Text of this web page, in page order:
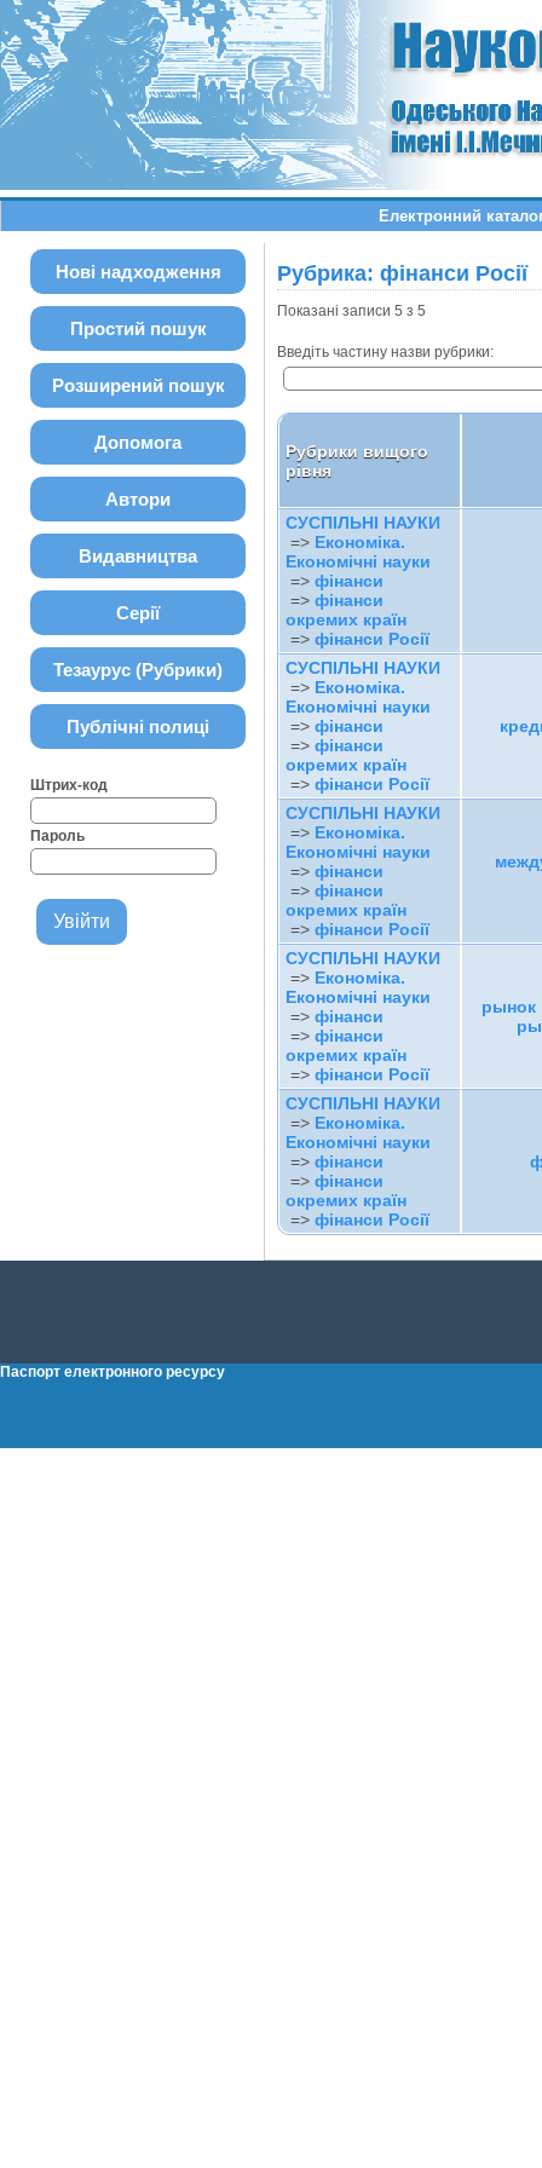
Електронний
Нові надходження
Простий пошук
Розширений пошук
Допомога
Автори
Видавництва
Серії
Тезаурус (Рубрики)
Публічні полиці
Штрих-код
Пароль
Рубрика: фінанси Росії
Показані записи 5 з 5
Введіть частину назви рубрики:
Рубрики вищого
рівня
СУСПІЛЬНІ НАУКИ
=> Економіка.
Економічні науки
=> фінанси
=> фінанси
окремих країн
=> фінанси Росії
СУСПІЛЬНІ НАУКИ
=> Економіка.
Економічні науки
=> фінанси
=> фінанси
окремих країн
=> фінанси Росії
СУСПІЛЬНІ НАУКИ
=> Економіка.
Економічні науки
=> фінанси
=> фінанси
окремих країн
=> фінанси Росії
СУСПІЛЬНІ НАУКИ
=> Економіка.
Економічні науки
=> фінанси
=> фінанси
окремих країн
=> фінанси Росії
рынок
СУСПІЛЬНІ НАУКИ
=> Економіка.
Економічні науки
=> фінанси
=> фінанси
окремих країн
=> фінанси Росії
Паспорт електронного ресурсу